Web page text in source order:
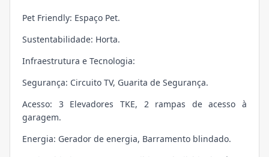
Pet Friendly: Espaço Pet.
Sustentabilidade: Horta.
Infraestrutura e Tecnologia:
Segurança: Circuito TV, Guarita de Segurança.
Acesso: 3 Elevadores TKE, 2 rampas de acesso à
garagem.
Energia: Gerador de energia, Barramento blindado.